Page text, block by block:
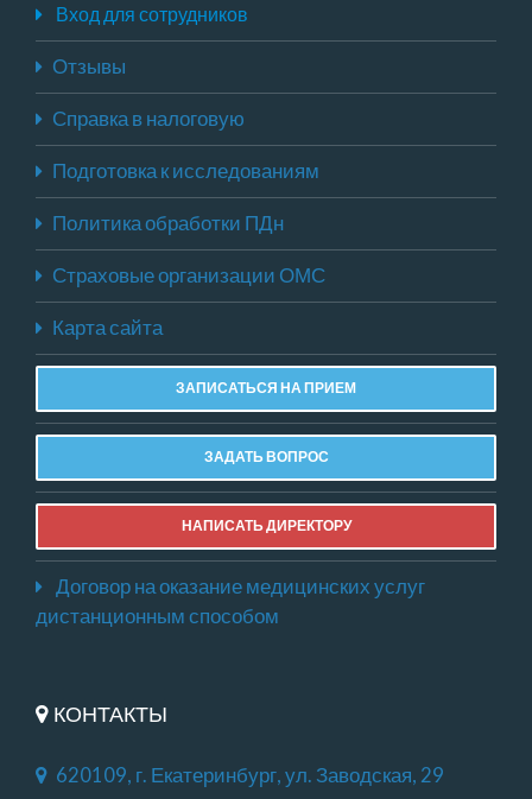
Вход для сотрудников
Отзывы
Справка в налоговую
Подготовка к исследованиям
Политика обработки ПДн
Страховые организации ОМС
Карта сайта
ЗАПИСАТЬСЯ НА ПРИЕМ
ЗАДАТЬ ВОПРОС
НАПИСАТЬ ДИРЕКТОРУ
Договор на оказание медицинских услуг
дистанционным способом
КОНТАКТЫ
620109, г. Екатеринбург, ул. Заводская, 29